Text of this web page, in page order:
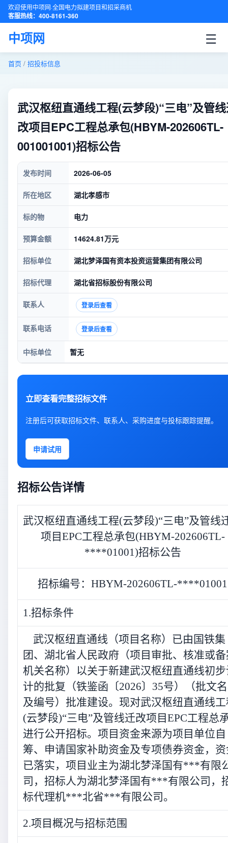
欢迎使用中项网·全国电力拟建项目和招采商机
客服热线：400-8161-360
中项网 ☰
首页 / 招投标信息
武汉枢纽直通线工程(云梦段)“三电”及管
改项目EPC工程总承包(HBYM-202606TL-
001001001)招标公告
发布时间 2026-06-05
所在地区 湖北孝感市
标的物 电力
预算金额 14624.81万元
招标单位 湖北梦泽国有资本投资运营集团有限公司
招标代理 湖北省招标股份有限公司
联系人 登录后查看
联系电话 登录后查看
中标单位 暂无
立即查看完整招标文件
注册后可获取招标文件、联系人、采购进度与投标跟踪提醒。
申请试用
招标公告详情
武汉枢纽直通线工程(云梦段)“三电”及管线
项目EPC工程总承包(HBYM-202606TL-
****01001)招标公告
招标编号：HBYM-202606TL-****01001
1.招标条件
武汉枢纽直通线（项目名称）已由国铁集
团、湖北省人民政府（项目审批、核准或
机关名称）以关于新建武汉枢纽直通线初
计的批复（铁鉴函〔2026〕35号）（批文
及编号）批准建设。现对武汉枢纽直通线
(云梦段)“三电”及管线迁改项目EPC工程总
进行公开招标。项目资金来源为项目单位自
筹、申请国家补助资金及专项债券资金，
已落实，项目业主为湖北梦泽国有***有限
司，招标人为湖北梦泽国有***有限公司，
标代理机***北省***有限公司。
2.项目概况与招标范围